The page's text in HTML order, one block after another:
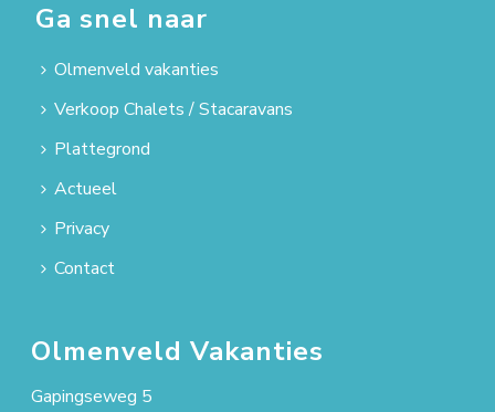
Ga snel naar
Olmenveld vakanties
Verkoop Chalets / Stacaravans
Plattegrond
Actueel
Privacy
Contact
Olmenveld Vakanties
Gapingseweg 5